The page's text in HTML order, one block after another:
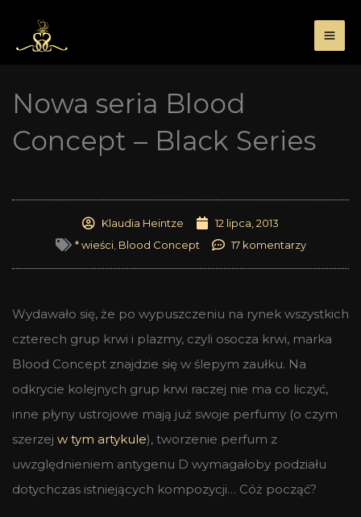
treści
Nowa seria Blood
Concept – Black Series
Klaudia Heintze
12 lipca, 2013
* wieści, Blood Concept 17 komentarzy
Wydawało się, że po wypuszczeniu na rynek wszystkich
czterech grup krwi i plazmy, czyli osocza krwi, marka
Blood Concept znajdzie się w ślepym zaułku. Na
odkrycie kolejnych grup krwi raczej nie ma co liczyć,
inne płyny ustrojowe mają już swoje perfumy (o czym
szerzej w tym artykule), tworzenie perfum z
uwzględnieniem antygenu D wymagałoby podziału
dotychczas istniejących kompozycji… Cóż począć?